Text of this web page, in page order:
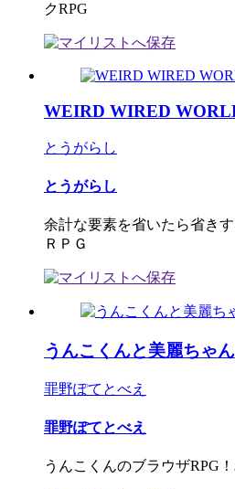
クRPG
WEIRD WIRED
とうがらし
とうがらし
余計な要素を省いたら省き
ＲＰＧ
うんこくんと美麗ちゃん
罪野ぽてとべえ
罪野ぽてとべえ
うんこくんのブラウザRPG